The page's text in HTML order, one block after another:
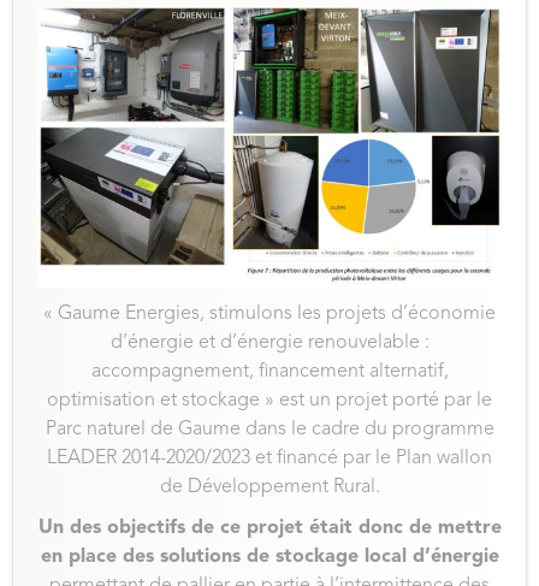
« Gaume Energies, stimulons les projets d’économie
d’énergie et d’énergie renouvelable :
accompagnement, financement alternatif,
optimisation et stockage » est un projet porté par le
Parc naturel de Gaume dans le cadre du programme
LEADER 2014-2020/2023 et financé par le Plan wallon
de Développement Rural.
Un des objectifs de ce projet était donc de mettre
en place des solutions de stockage local d’énergie